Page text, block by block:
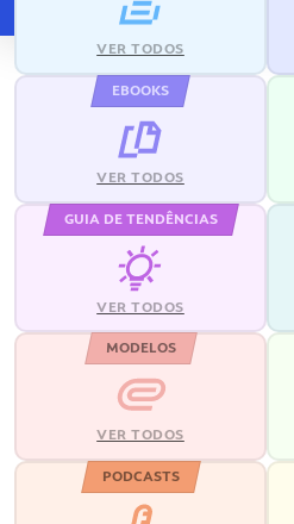
VER TODOS
EBOOKS
VER TODOS
GUIA DE TENDÊNCIAS
VER TODOS
MODELOS
VER TODOS
PODCASTS